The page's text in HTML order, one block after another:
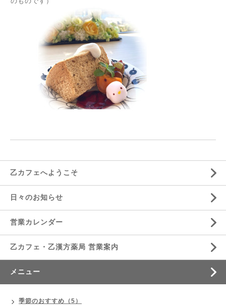
乙カフェへようこそ
日々のお知らせ
営業カレンダー
乙カフェ・乙漢方薬局 営業案内
メニュー
季節のおすすめ（5）